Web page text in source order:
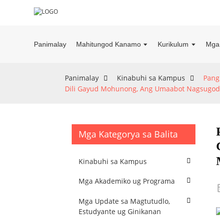
Panimalay Mahitungod Kanamo Kurikulum
Panimalay Kinabuhi sa Kampus
Dili Gayud Mohunong, Ang Umaabot
Mga Kategorya sa Balita
Kinabuhi sa Kampus
Mga Akademiko ug Programa
Mga Update sa Magtutudlo,
Estudyante ug Ginikanan